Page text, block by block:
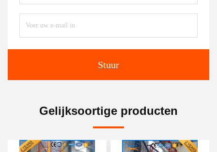
Stuur
Gelijksoortige producten